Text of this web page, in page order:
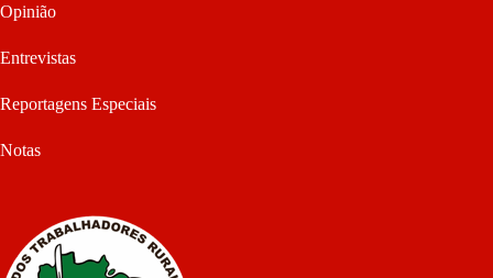
Opinião
Entrevistas
Reportagens Especiais
Notas